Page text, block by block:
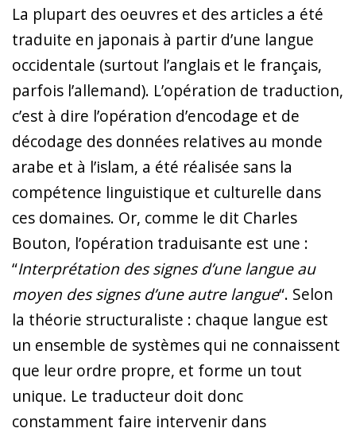
La plupart des oeuvres et des articles a été
traduite en japonais à partir d’une langue
occidentale (surtout l’anglais et le français,
parfois l’allemand). L’opération de traduction,
c’est à dire l’opération d’encodage et de
décodage des données relatives au monde
arabe et à l’islam, a été réalisée sans la
compétence linguistique et culturelle dans
ces domaines. Or, comme le dit Charles
Bouton, l’opération traduisante est une :
“Interprétation des signes d’une langue au
moyen des signes d’une autre langue“. Selon
la théorie structuraliste : chaque langue est
un ensemble de systèmes qui ne connaissent
que leur ordre propre, et forme un tout
unique. Le traducteur doit donc
constamment faire intervenir dans